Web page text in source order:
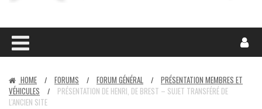
HOME / FORUMS / FORUM GÉNÉRAL /
PRÉSENTATION MEMBRES ET
VÉHICULES
/
PRÉSENTATION DE HENRI, DE BREST – SUJET TRANSFÉRÉ DE
L'ANCIEN SITE